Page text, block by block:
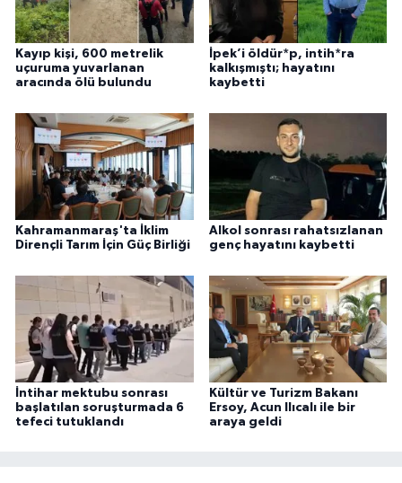
Kayıp kişi, 600 metrelik
uçuruma yuvarlanan
aracında ölü bulundu
İpek’i öldür*p, intih*ra
kalkışmıştı; hayatını
kaybetti
Kahramanmaraş'ta İklim
Dirençli Tarım İçin Güç Birliği
Alkol sonrası rahatsızlanan
genç hayatını kaybetti
İntihar mektubu sonrası
başlatılan soruşturmada 6
tefeci tutuklandı
Kültür ve Turizm Bakanı
Ersoy, Acun Ilıcalı ile bir
araya geldi